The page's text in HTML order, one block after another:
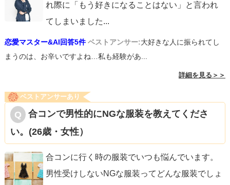
れ際に「もう好きになることはない」と言われ
てしまいました...
恋愛マスター&AI回答5件 ベストアンサー:大好きな人に振られてし
まうのは、お辛いですよね…私も経験があ...
詳細を見る＞＞
ベストアンサーあり
合コンで男性的にNGな服装を教えてくださ
い。(26歳・女性）
合コンに行く時の服装でいつも悩んでいます。
男性受けしないNGな服装ってどんな服装でしょ